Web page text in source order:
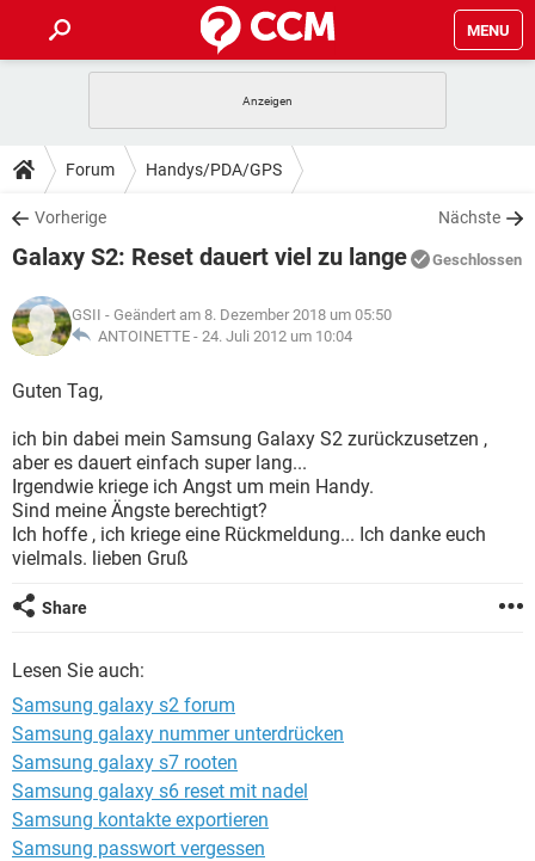
MENU
ANDROID IOS
WINDOWS 10
WHATSAPP TIKTOK
FACEBOOK
TIPPS & TRICKS
SPIELE STREAMING
WHATSAPP TIKTOK
FACEBOOK
DOWNLOADS
SPIELE STREAMING
ANDROID
WINDOWS 10 INSTAGRAM
WHATSAPP
SPIELE STREAMING
ANDROID
WINDOWS 10
WHATSAPP TIKTOK
FACEBOOK HARDWARE
LEXIKON
SPIELE
WINDOWS 10 INSTAGRAM
WHATSAPP
FACEBOOK HARDWARE
Forum Handys/PDA/GPS
Vorherige Nächste
Galaxy S2: Reset dauert viel zu lange Geschlossen
GSII - Geändert am 8. Dezember 2018 um 05:50
ANTOINETTE - 24. Juli 2012 um 10:04
Guten Tag,
ich bin dabei mein Samsung Galaxy S2 zurückzusetzen ,
aber es dauert einfach super lang...
Irgendwie kriege ich Angst um mein Handy.
Sind meine Ängste berechtigt?
Ich hoffe , ich kriege eine Rückmeldung... Ich danke euch
vielmals. lieben Gruß
Share
Lesen Sie auch:
Samsung galaxy s2 forum
Samsung galaxy nummer unterdrücken
Samsung galaxy s7 rooten
Samsung galaxy s6 reset mit nadel
Samsung kontakte exportieren
Samsung passwort vergessen